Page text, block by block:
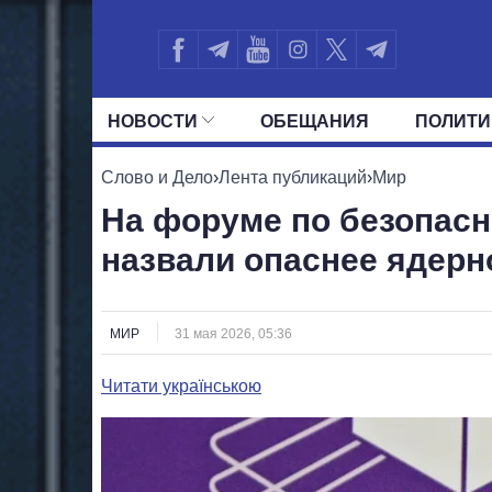
НОВОСТИ ОБЕЩАНИЯ
ВСЕ ПОЛИТИКИ ПРЕЗИДЕНТ И
Слово и Дело›Лента публикаций›Мир
На форуме по
назвали опаснее
МИР 31 мая 2026, 05:36
Читати українською